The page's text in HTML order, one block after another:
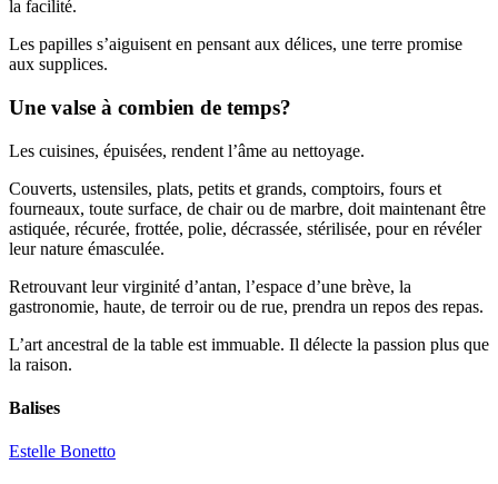
la facilité.
Les papilles s’aiguisent en pensant aux délices, une terre promise
aux supplices.
Une valse à combien de temps?
Les cuisines, épuisées, rendent l’âme au nettoyage.
Couverts, ustensiles, plats, petits et grands, comptoirs, fours et
fourneaux, toute surface, de chair ou de marbre, doit maintenant être
astiquée, récurée, frottée, polie, décrassée, stérilisée, pour en révéler
leur nature émasculée.
Retrouvant leur virginité d’antan, l’espace d’une brève, la
gastronomie, haute, de terroir ou de rue, prendra un repos des repas.
L’art ancestral de la table est immuable. Il délecte la passion plus que
la raison.
Balises
Estelle Bonetto